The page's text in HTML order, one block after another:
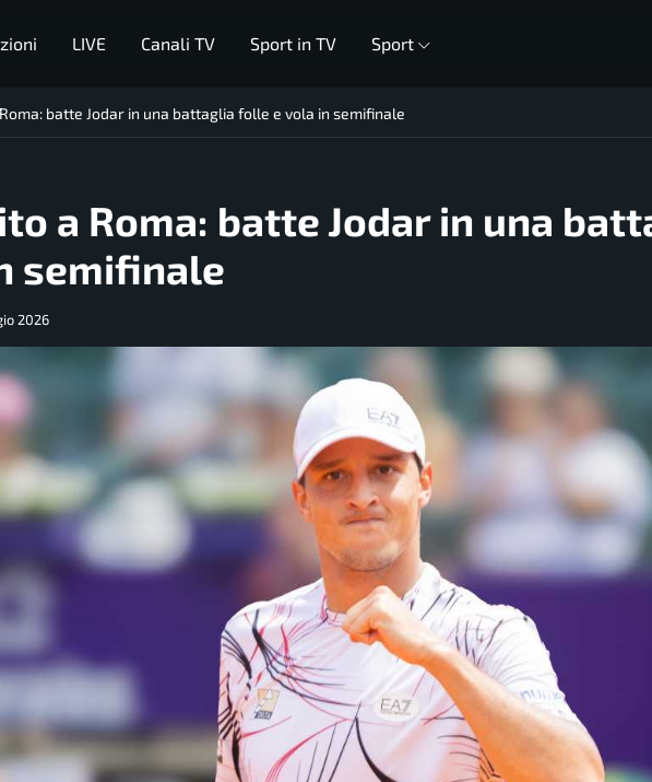
LIVE Canali TV Sport in TV Sport
batte Jodar in una battaglia folle e vola in semifinale
a Roma: batte Jodar in una
semifinale
2026